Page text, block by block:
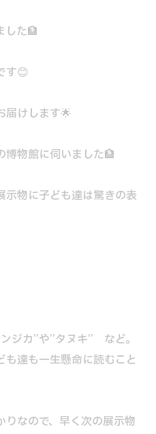
した🏦
す😊
届けします🌟
博物館に伺いました🏦
示物に子ども達は驚きの表
ジカ”や”タヌキ” など。
達も一生懸命に読むこと
なので、早く次の展示物